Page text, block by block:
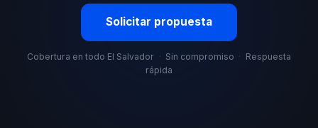
Solicitar propuesta
Cobertura en todo El Salvador · Sin compromiso · Respuesta
rápida